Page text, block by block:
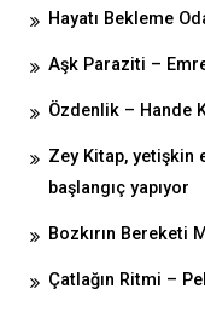
Hayatı Bekleme
Aşk Paraziti –
Özdenlik – Hande
Zey Kitap, yetişkin
başlangıç yapıyor
Bozkırın Bereketi
Çatlağın Ritmi –